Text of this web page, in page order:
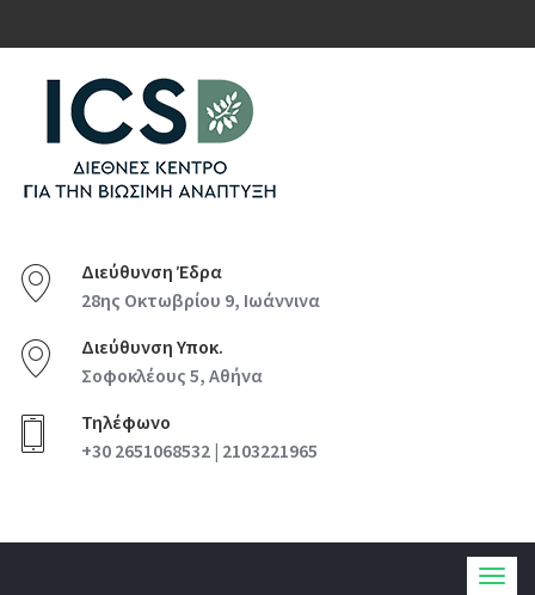
Διεύθυνση Έδρα
28ης Οκτωβρίου 9, Ιωάννινα
Διεύθυνση Υποκ.
Σοφοκλέους 5, Αθήνα
Τηλέφωνο
+30 2651068532 | 2103221965